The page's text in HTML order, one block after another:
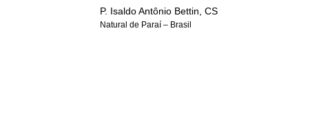
P. Isaldo Antônio Bettin, CS
Natural de Paraí – Brasil